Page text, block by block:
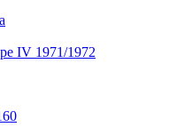
IV 1971/1972